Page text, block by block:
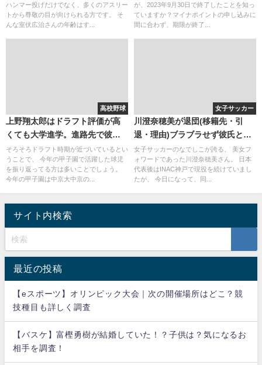
係
ハンマー投げだけでなく、多くのアスリー
トから尊敬の目が向けられる方です。 そ
んな室伏広治さんの年齢はす...
が、2023年9月30日で終了したことを知っ
ていますか？マイナポイントの申し込みに
間に合わず、期限が終了...
高校野球
上野翔太郎はドラフト評価が高
くても大学進学。進路先で彼女
を作らないか心配
そろそろドラフト時期が近づいているとい
うことで、 今年の甲子園で活躍した球児
を振り返ってる方は多いことでしょう。
今年の甲子園は中京大中京の...
女子サッカー
川澄奈穂美が退団(移籍先・引
退・理由)ブラブラせず彼氏と結
婚？アメブロ(ブログ)が面白い！
女子サッカーのなでしこが誇る、 美女フ
ォワードであった川澄奈穂美さん。 日本
代表後はINAC神戸で現役を続けていまし
たが、 今日になって、同...
サイト内検索
最近の投稿
【eスポーツ】オリンピック大会｜次の開催場所はどこ？競
技種目も詳しく調査
【バスケ】富樫勇樹が結婚していた！？子供は？気になるお
相手を調査！